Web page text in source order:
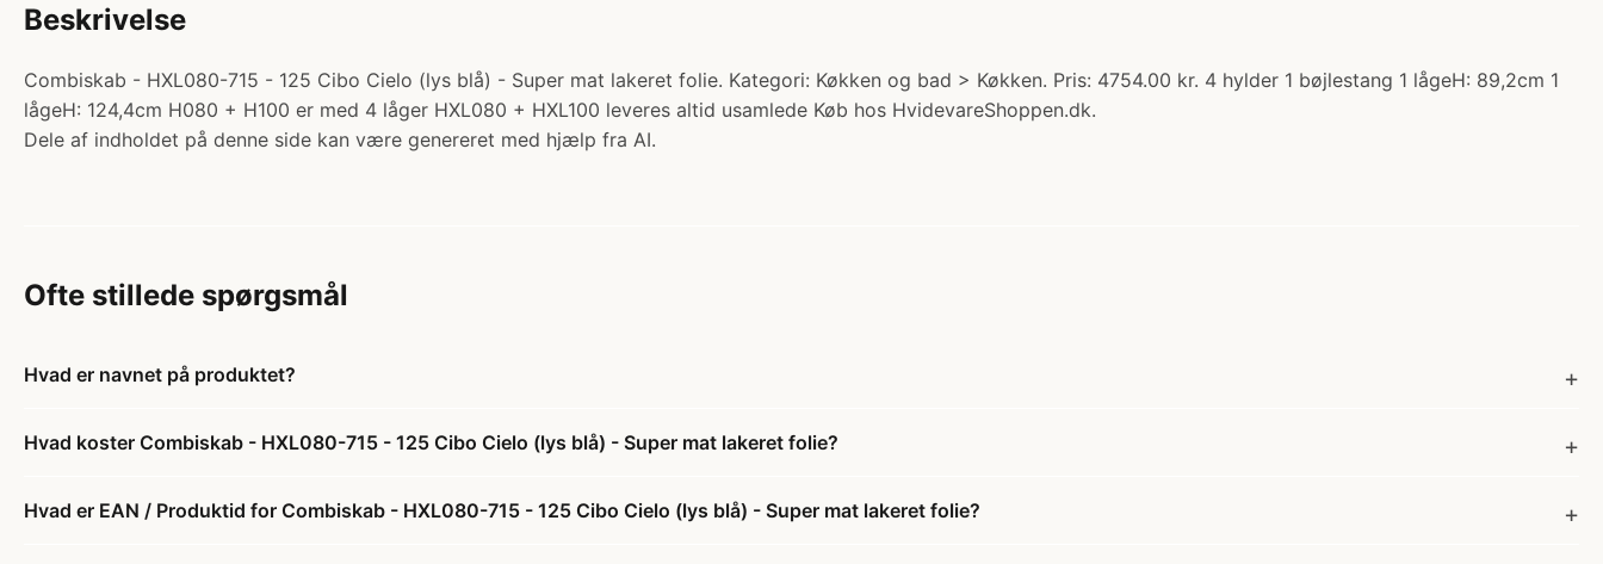
Beskrivelse
Combiskab - HXL080-715 - 125 Cibo Cielo (lys blå) - Super mat lakeret folie. Kategori: Køkken og bad > Køkken. Pris: 4754.00 kr. 4 hylder 1 bøjlestang 1 lågeH: 89,2cm 1
lågeH: 124,4cm H080 + H100 er med 4 låger HXL080 + HXL100 leveres altid usamlede Køb hos HvidevareShoppen.dk.
Dele af indholdet på denne side kan være genereret med hjælp fra AI.
Ofte stillede spørgsmål
Hvad er navnet på produktet?
Hvad koster Combiskab - HXL080-715 - 125 Cibo Cielo (lys blå) - Super mat lakeret folie?
Hvad er EAN / Produktid for Combiskab - HXL080-715 - 125 Cibo Cielo (lys blå) - Super mat lakeret folie?